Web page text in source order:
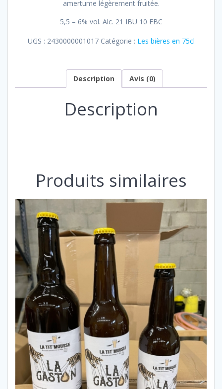
amertume légèrement fruitée.
5,5 – 6% vol. Alc. 21 IBU 10 EBC
UGS : 2430000001017 Catégorie : Les bières en 75cl
Description Avis (0)
Description
Produits similaires